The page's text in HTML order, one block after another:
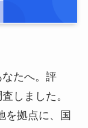
たへ。評
しました。
を拠点に、国